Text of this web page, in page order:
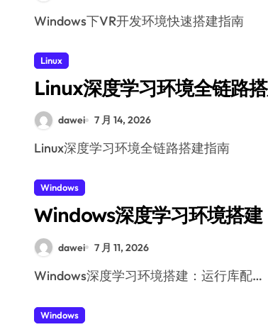
Windows下VR开发环境快速搭建指南
Linux
Linux深度学习环境全链路
dawei 7 月 14, 2026
Linux深度学习环境全链路搭建指南
Windows
Windows深度学习环境搭
dawei 7 月 11, 2026
Windows深度学习环境搭建：运行库配…
Windows